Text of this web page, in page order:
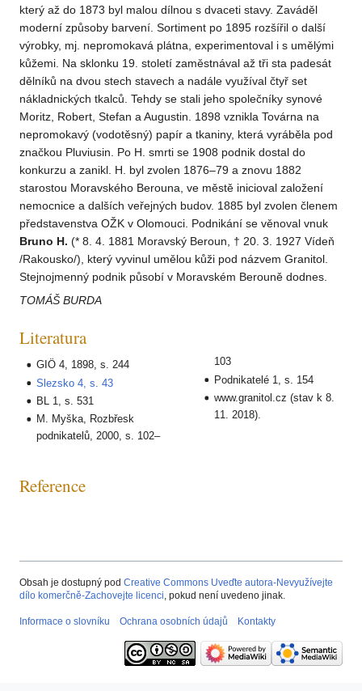
který až do 1873 byl malou dílnou s dvaceti stavy. Zaváděl
moderní způsoby barvení. Sortiment po 1895 rozšířil o další
výrobky, mj. nepromokavá plátna, experimentoval i s umělými
kůžemi. Na sklonku 19. století zaměstnával až tři sta padesát
dělníků na dvou stech stavech a nadále využíval čtyř set
nákladnických tkalců. Tehdy se stali jeho společníky synové
Moritz, Robert, Stefan a Augustin. 1898 vznikla Továrna na
nepromokavý (vodotěsný) papír a tkaniny, která vyráběla pod
značkou Pluviusin. Po H. smrti se 1908 podnik dostal do
konkurzu a zanikl. H. byl zvolen 1876–79 a znovu 1882
starostou Moravského Berouna, ve městě inicioval založení
nemocnice a dalších veřejných budov. 1885 byl zvolen členem
představenstva OŽK v Olomouci. Podnikání se věnoval vnuk
Bruno H. (* 8. 4. 1881 Moravský Beroun, † 20. 3. 1927 Vídeň
/Rakousko/), který vyvinul umělou kůži pod názvem Granitol.
Stejnojmenný podnik působí v Moravském Berouně dodnes.
TOMÁŠ BURDA
Literatura
GIÖ 4, 1898, s. 244
Slezsko 4, s. 43
BL 1, s. 531
M. Myška, Rozbřesk
podnikatelů, 2000, s. 102–
103
Podnikatelé 1, s. 154
www.granitol.cz (stav k 8.
11. 2018).
Reference
Obsah je dostupný pod Creative Commons Uveďte autora-Nevyužívejte
dílo komerčně-Zachovejte licenci, pokud není uvedeno jinak.
Informace o slovníku Ochrana osobních údajů Kontakty